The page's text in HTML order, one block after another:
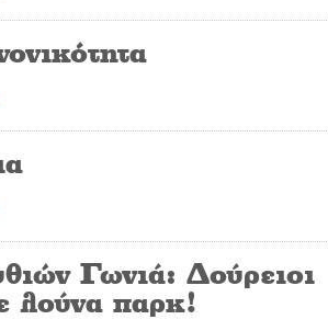
Γωνιά: Δούρειοι
λούνα παρκ!